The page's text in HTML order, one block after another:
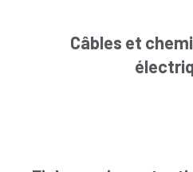
Câbles et